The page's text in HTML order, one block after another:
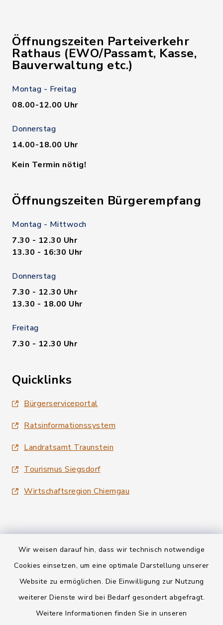
Wir weisen darauf hin, dass wir technisch notwendige
Cookies einsetzen, um eine optimale Darstellung unserer
Website zu ermöglichen. Die Einwilligung zur Nutzung
weiterer Dienste wird bei Bedarf gesondert abgefragt.
Weitere Informationen finden Sie in unseren
Öffnungszeiten Parteiverkehr
Rathaus (EWO/Passamt, Kasse,
Bauverwaltung etc.)
Montag - Freitag
08.00-12.00 Uhr
Donnerstag
14.00-18.00 Uhr
Kein Termin nötig!
Öffnungszeiten Bürgerempfang
Montag - Mittwoch
7.30 - 12.30 Uhr
13.30 - 16:30 Uhr
Donnerstag
7.30 - 12.30 Uhr
13.30 - 18.00 Uhr
Freitag
7.30 - 12.30 Uhr
Quicklinks
Bürgerserviceportal
Ratsinformationssystem
Landratsamt Traunstein
Tourismus Siegsdorf
Wirtschaftsregion Chiemgau
Kontakt
Informationspflichten